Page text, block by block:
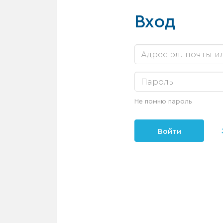
Вход
Не помню пароль